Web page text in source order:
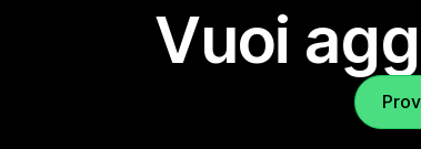
Vuoi